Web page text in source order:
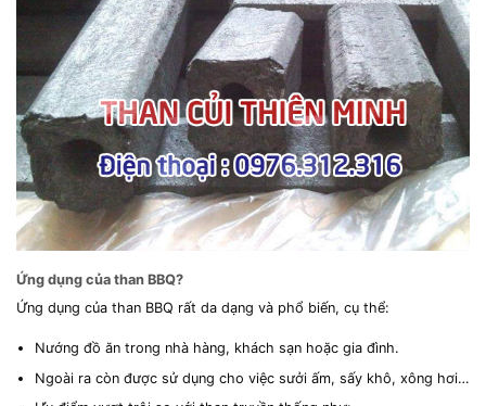
Ứng dụng của than BBQ?
Ứng dụng của than BBQ rất da dạng và phổ biến, cụ thể:
Nướng đồ ăn trong nhà hàng, khách sạn hoặc gia đình.
Ngoài ra còn được sử dụng cho việc sưởi ấm, sấy khô, xông hơi…